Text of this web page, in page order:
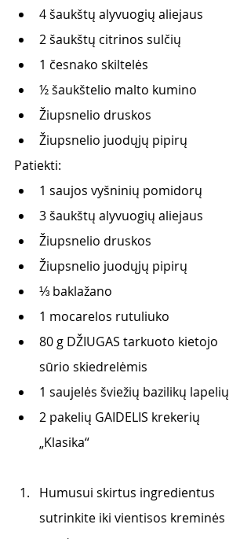
4 šaukštų alyvuogių aliejaus
2 šaukštų citrinos sulčių
1 česnako skiltelės
½ šaukštelio malto kumino
Žiupsnelio druskos
Žiupsnelio juodųjų pipirų
Patiekti:
1 saujos vyšninių pomidorų
3 šaukštų alyvuogių aliejaus
Žiupsnelio druskos
Žiupsnelio juodųjų pipirų
⅓ baklažano
1 mocarelos rutuliuko
80 g DŽIUGAS tarkuoto kietojo
sūrio skiedrelėmis
1 saujelės šviežių bazilikų lapelių
2 pakelių GAIDELIS krekerių
„Klasika“
Humusui skirtus ingredientus
sutrinkite iki vientisos kreminės